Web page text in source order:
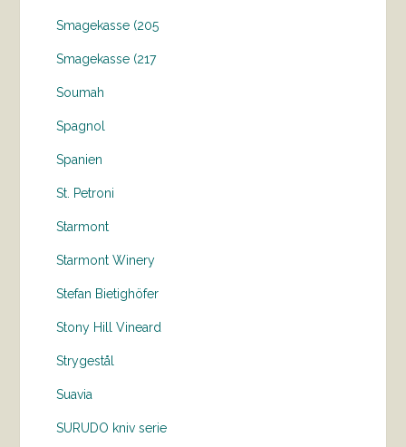
Smagekasse (205
Smagekasse (217
Soumah
Spagnol
Spanien
St. Petroni
Starmont
Starmont Winery
Stefan Bietighöfer
Stony Hill Vineard
Strygestål
Suavia
SURUDO kniv serie